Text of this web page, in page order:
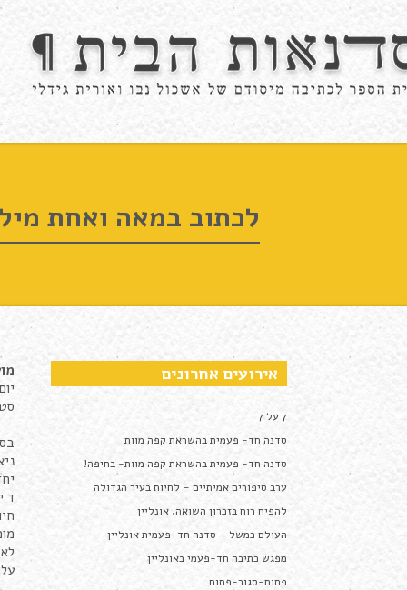
לכתוב במאה ואחת
יום
ד
עלות
אירועים אחרונים
7 על 7
סדנה חד- פעמית בהשראת קפה מוות
סדנה חד- פעמית בהשראת קפה מוות- בחיפה!
ערב סיפורים אמיתיים – לחיות בעיר הגדולה
להפיח רוח בזכרון השואה, אונליין
העולם כמשל – סדנה חד-פעמית אונליין
מפגש כתיבה חד-פעמי באונליין
פתוח-סגור-פתוח